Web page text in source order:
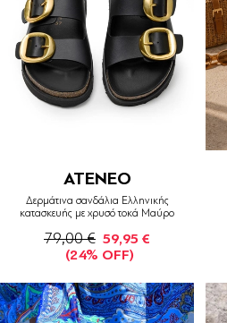
ATENEO
Δερμάτινα σανδάλια Ελληνικής
κατασκευής με χρυσό τοκά Μαύρο
79,00 € 59,95 €
(24% OFF)